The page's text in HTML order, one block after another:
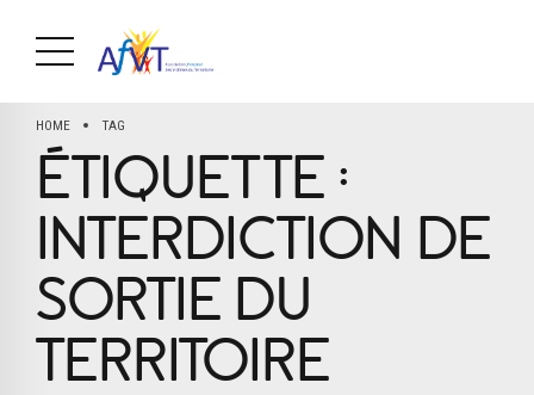
HOME TAG
ÉTIQUETTE :
INTERDICTION DE
SORTIE DU
TERRITOIRE